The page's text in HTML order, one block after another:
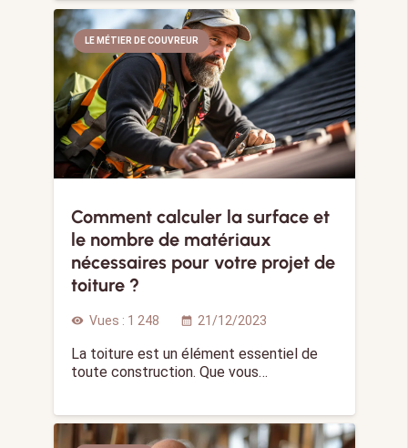
LE MÉTIER DE COUVREUR
Comment calculer la surface et
le nombre de matériaux
nécessaires pour votre projet de
toiture ?
visibility Vues : 1 248 calendar_month 21/12/2023
La toiture est un élément essentiel de
toute construction. Que vous…